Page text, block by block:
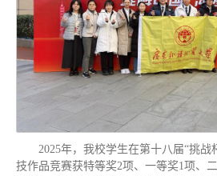
2025年，我校学生在第十八届“挑
技作品竞赛获特等奖2项、一等奖1项、